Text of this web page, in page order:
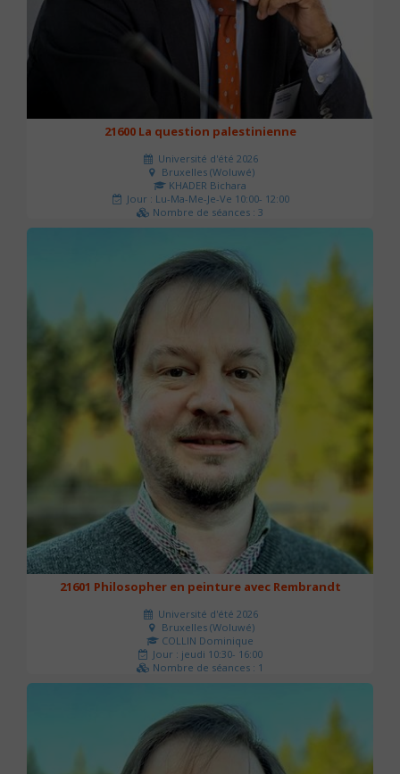
21600 La question palestinienne
Université d'été 2026
Bruxelles (Woluwé)
KHADER Bichara
Jour : Lu-Ma-Me-Je-Ve 10:00- 12:00
Nombre de séances : 3
63 €
21601 Philosopher en peinture avec Rembrandt
Université d'été 2026
Bruxelles (Woluwé)
COLLIN Dominique
Jour : jeudi 10:30- 16:00
Nombre de séances : 1
40 €